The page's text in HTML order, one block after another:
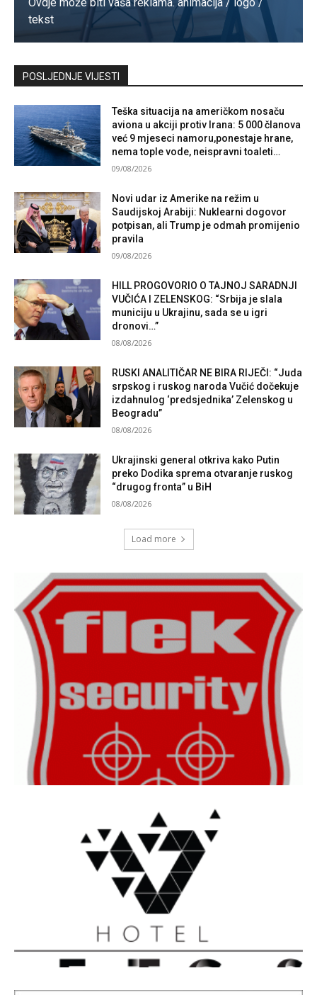
tekst
Kontaktirajte nas
POSLJEDNJE VIJESTI
Teška situacija na američkom nosaču
aviona u akciji protiv Irana: 5 000 članova
već 9 mjeseci namoru,ponestaje hrane,
nema tople vode, neispravni toaleti…
09/08/2026
Novi udar iz Amerike na režim u
Saudijskoj Arabiji: Nuklearni dogovor
potpisan, ali Trump je odmah promijenio
pravila
09/08/2026
HILL PROGOVORIO O TAJNOJ SARADNJI
VUČIĆA I ZELENSKOG: “Srbija je slala
municiju u Ukrajinu, sada se u igri
dronovi…”
08/08/2026
RUSKI ANALITIČAR NE BIRA RIJEČI: “Juda
srpskog i ruskog naroda Vučić dočekuje
izdahnulog ‘predsjednika’ Zelenskog u
Beogradu”
08/08/2026
Ukrajinski general otkriva kako Putin
preko Dodika sprema otvaranje ruskog
“drugog fronta” u BiH
08/08/2026
Load more